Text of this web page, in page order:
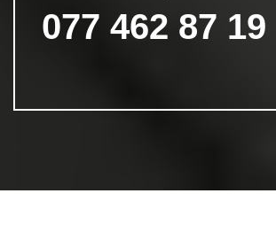
077 462 87 19